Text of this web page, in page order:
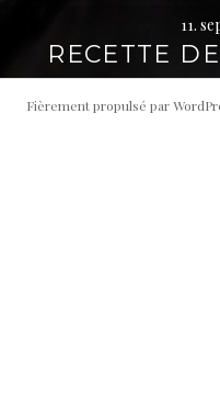
11.
RECETTE
Fièrement propulsé par